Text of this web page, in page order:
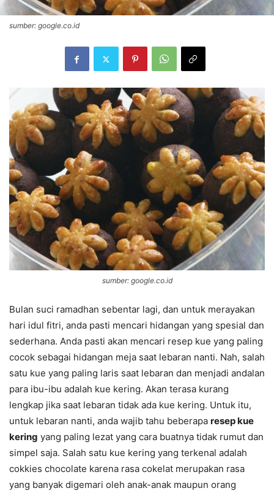
sumber: google.co.id
sumber: google.co.id
Bulan suci ramadhan sebentar lagi, dan untuk merayakan
hari idul fitri, anda pasti mencari hidangan yang spesial dan
sederhana. Anda pasti akan mencari resep kue yang paling
cocok sebagai hidangan meja saat lebaran nanti. Nah, salah
satu kue yang paling laris saat lebaran dan menjadi andalan
para ibu-ibu adalah kue kering. Akan terasa kurang
lengkap jika saat lebaran tidak ada kue kering. Untuk itu,
untuk lebaran nanti, anda wajib tahu beberapa resep kue
kering yang paling lezat yang cara buatnya tidak rumut dan
simpel saja. Salah satu kue kering yang terkenal adalah
cokkies chocolate karena rasa cokelat merupakan rasa
yang banyak digemari oleh anak-anak maupun orang